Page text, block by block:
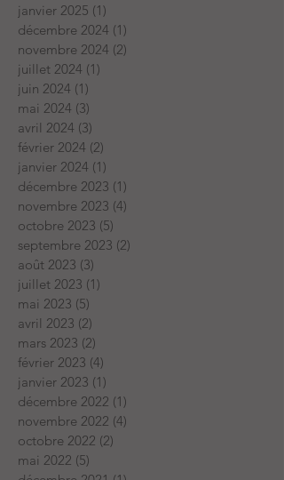
janvier 2025 (1)
décembre 2024 (1)
novembre 2024 (2)
juillet 2024 (1)
juin 2024 (1)
mai 2024 (3)
avril 2024 (3)
février 2024 (2)
janvier 2024 (1)
décembre 2023 (1)
novembre 2023 (4)
octobre 2023 (5)
septembre 2023 (2)
août 2023 (3)
juillet 2023 (1)
mai 2023 (5)
avril 2023 (2)
mars 2023 (2)
février 2023 (4)
janvier 2023 (1)
décembre 2022 (1)
novembre 2022 (4)
octobre 2022 (2)
mai 2022 (5)